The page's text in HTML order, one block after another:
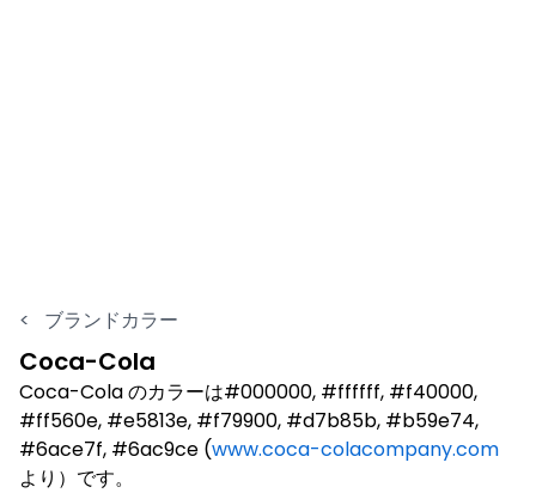
< ブランドカラー
Coca-Cola
Coca-Cola のカラーは#000000, #ffffff, #f40000,
#ff560e, #e5813e, #f79900, #d7b85b, #b59e74,
#6ace7f, #6ac9ce (www.coca-colacompany.com
より）です。